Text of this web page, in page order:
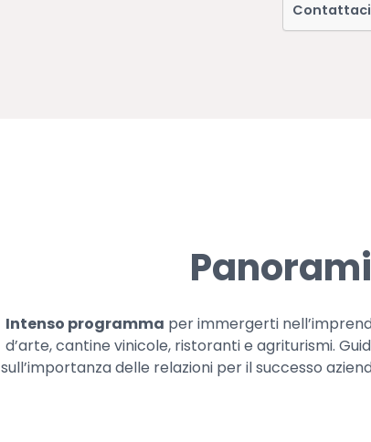
Intenso programma per immergerti
d’arte, cantine vinicole, ristoranti e agriturismi.
sull’importanza delle relazioni per il successo